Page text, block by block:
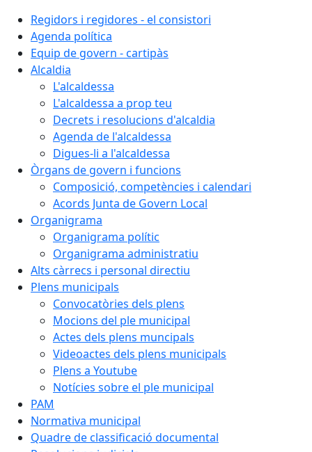
Regidors i regidores - el consistori
Agenda política
Equip de govern - cartipàs
Alcaldia
L'alcaldessa
L'alcaldessa a prop teu
Decrets i resolucions d'alcaldia
Agenda de l'alcaldessa
Digues-li a l'alcaldessa
Òrgans de govern i funcions
Composició, competències i calendari
Acords Junta de Govern Local
Organigrama
Organigrama polític
Organigrama administratiu
Alts càrrecs i personal directiu
Plens municipals
Convocatòries dels plens
Mocions del ple municipal
Actes dels plens muncipals
Videoactes dels plens municipals
Plens a Youtube
Notícies sobre el ple municipal
PAM
Normativa municipal
Quadre de classificació documental